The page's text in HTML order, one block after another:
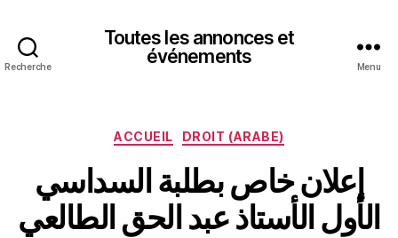
Recherche
Toutes les annonces et
événements
Menu
Catégories
ACCUEIL DROIT (ARABE)
إعلان خاص بطلبة السداسي
الأول الأستاذ عبد الحق الطالعي